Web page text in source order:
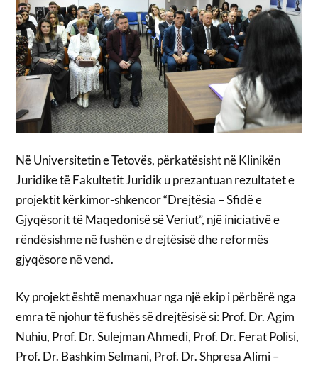
Në Universitetin e Tetovës, përkatësisht në Klinikën
Juridike të Fakultetit Juridik u prezantuan rezultatet e
projektit kërkimor-shkencor “Drejtësia – Sfidë e
Gjyqësorit të Maqedonisë së Veriut”, një iniciativë e
rëndësishme në fushën e drejtësisë dhe reformës
gjyqësore në vend.
Ky projekt është menaxhuar nga një ekip i përbërë nga
emra të njohur të fushës së drejtësisë si: Prof. Dr. Agim
Nuhiu, Prof. Dr. Sulejman Ahmedi, Prof. Dr. Ferat Polisi,
Prof. Dr. Bashkim Selmani, Prof. Dr. Shpresa Alimi –